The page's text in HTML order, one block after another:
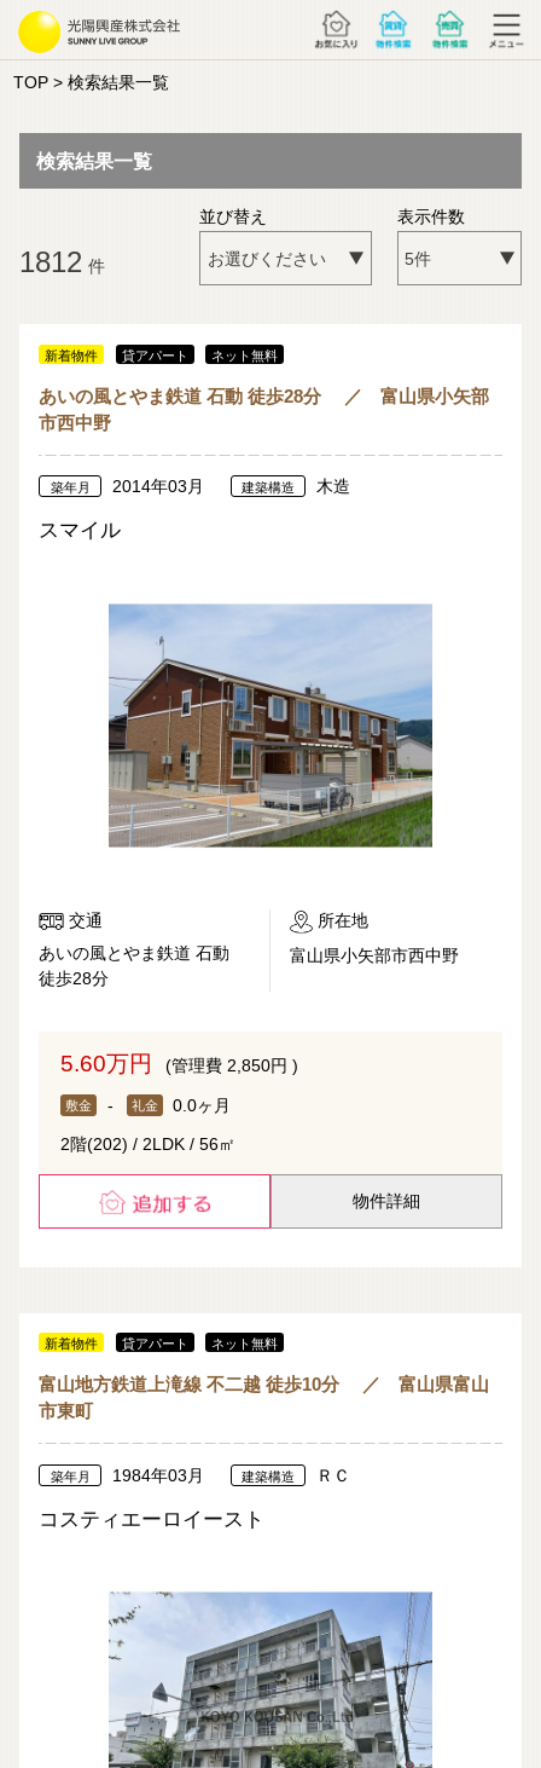
TOP> 検索結果一覧
検索結果一覧
1812 件
並び替え 表示件数
新着物件 貸アパート ネット無料
あいの風とやま鉄道 石動 徒歩28分 ／ 富山県小矢部
市西中野
築年月 2014年03月 建築構造 木造
スマイル
交通
あいの風とやま鉄道 石動
徒歩28分
所在地
富山県小矢部市西中野
5.60万円 (管理費 2,850円 )
敷金 - 礼金 0.0ヶ月
2階(202) / 2LDK / 56㎡
物件詳細
新着物件 貸アパート ネット無料
富山地方鉄道上滝線 不二越 徒歩10分 ／ 富山県富山
市東町
築年月 1984年03月 建築構造 ＲＣ
コスティエーロイースト